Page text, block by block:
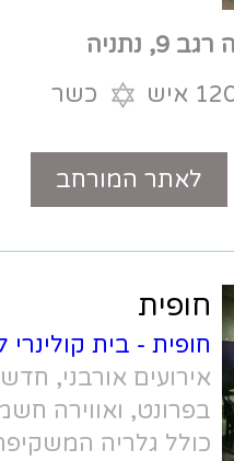
טלפון
לאירועים- מתחם
עם קולינריה
חלל האירועים
לים, ואולם